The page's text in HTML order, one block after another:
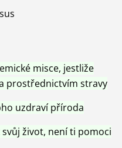
misce, jestliže
prostřednictvím stravy
uzdraví příroda
život, není ti pomoci